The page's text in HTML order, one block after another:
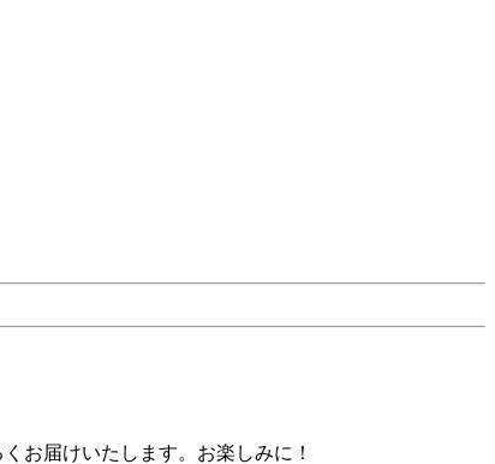
お届けいたします。お楽しみに！